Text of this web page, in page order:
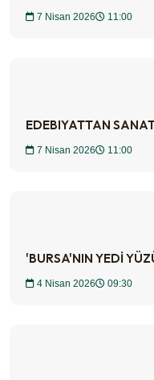
7 Nisan 2026 11:00
EDEBIYATTAN
7 Nisan 2026 11:00
'BURSA'NIN YEDİ
4 Nisan 2026 09:30